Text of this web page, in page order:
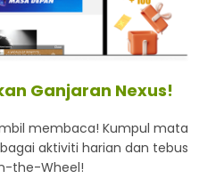
hot, viral dan sensasi
Ganjaran Nexus!
membaca! Kumpul mata
aktiviti harian dan tebus
the-Wheel!